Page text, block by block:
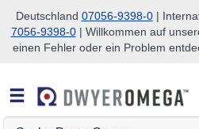
Zum Suchen überspringen
Zum Hauptinhalt überspringen
Zur Navigation überspringen
Deutschland 07056-9398-0|
7056-9398-0| Willkommen auf
einen Fehler oder ein Problem
Suche